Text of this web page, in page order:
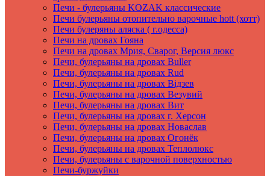
Печи - булерьяны KOZAK классические
Печи булерьяны отопительно варочные hott (хотт)
Печи булеряны аляска ( г.одесса)
Печи на дровах Гояна
Печи на дровах Мрия, Сварог, Версия люкс
Печи, булерьяны на дровах Buller
Печи, булерьяны на дровах Rud
Печи, булерьяны на дровах Вiдзев
Печи, булерьяны на дровах Везувий
Печи, булерьяны на дровах Вит
Печи, булерьяны на дровах г. Херсон
Печи, булерьяны на дровах Новаслав
Печи, булерьяны на дровах Огонёк
Печи, булерьяны на дровах Теплолюкс
Печи, булерьяны с варочной поверхностью
Печи-буржуйки